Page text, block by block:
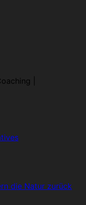
|
die Natur zurück